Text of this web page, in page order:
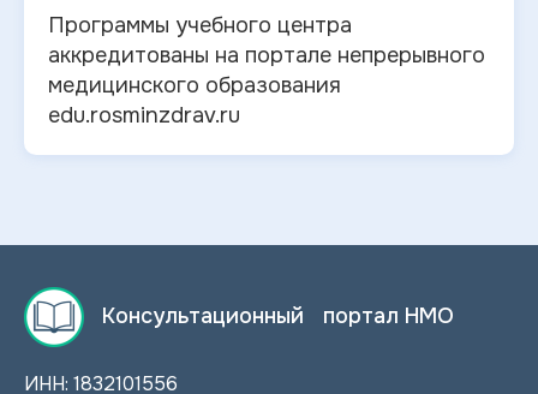
Программы учебного центра
аккредитованы на портале непрерывного
медицинского образования
edu.rosminzdrav.ru
Консультационный портал НМО
ИНН: 1832101556